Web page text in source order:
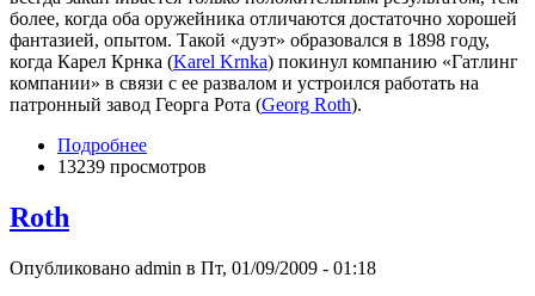
более, когда оба оружейника отличаются достаточно хорошей
фантазией, опытом. Такой «дуэт» образовался в 1898 году,
когда Карел Крнка (Karel Krnka) покинул компанию «Гатлинг
компании» в связи с ее развалом и устроился работать на
патронный завод Георга Рота (Georg Roth).
Подробнее
13239 просмотров
Roth
Опубликовано admin в Пт, 01/09/2009 - 01:18